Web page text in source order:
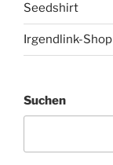
Seedshirt
Irgendlink-Shop
Suchen